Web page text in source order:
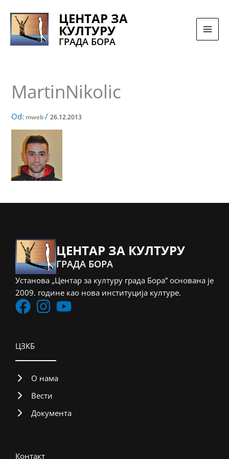
sadržaj
ЦЕНТАР ЗА
КУЛТУРУ
ГРАДА БОРА
MartinNikolic
Od: mweb/26.12.2013
ЦЕНТАР ЗА КУЛТУРУ
ГРАДА БОРА
Установа „Центар за културу града Бора” основана је
2009. године као нова институција културе.
ЦЗКБ
О нама
Вести
Документа
Контакт